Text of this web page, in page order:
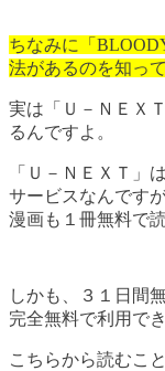
ちなみに「
法があるのを知っ
実は「Ｕ－ＮＥＸ
るんですよ。
「Ｕ－ＮＥＸＴ」
サービスなんです
漫画も１冊無料で
しかも、３１日間
完全無料で利用で
こちらから読むこ